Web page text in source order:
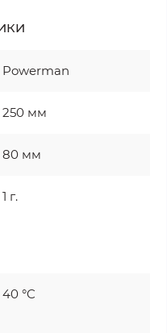
Powerman
250 мм
80 мм
1 г.
40 °C